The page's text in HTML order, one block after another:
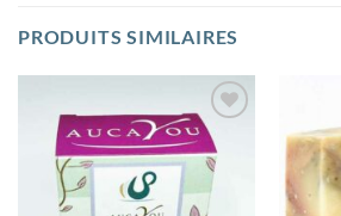
PRODUITS SIMILAIRES
Ajouter
à la
wishlist